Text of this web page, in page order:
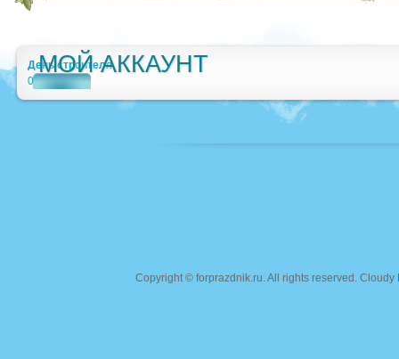
МОЙ АККАУНТ
День строителя
0
Copyright © forprazdnik.ru. All rights reserved.